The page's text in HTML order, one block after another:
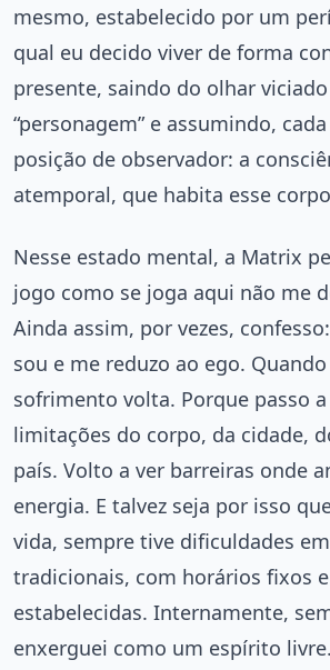
mesmo, estabelecido por um
qual eu decido viver de forma
presente, saindo do olhar
“personagem” e assumindo,
posição de observador: a
atemporal, que habita esse
Nesse estado mental, a Matrix
jogo como se joga aqui não me
Ainda assim, por vezes,
sou e me reduzo ao ego.
sofrimento volta. Porque passo
limitações do corpo, da cidade,
país. Volto a ver barreiras onde
energia. E talvez seja por isso
vida, sempre tive dificuldades
tradicionais, com horários fixos
estabelecidas. Internamente,
enxerguei como um espírito livre.